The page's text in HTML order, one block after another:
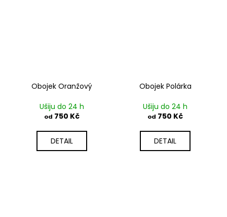
Obojek Oranžový
Ušiju do 24 h
od 750 Kč
DETAIL
Obojek Polárka
Ušiju do 24 h
od 750 Kč
DETAIL